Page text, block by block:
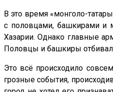
В это время «монголо-
с половцами, башкирами и
Хазарии. Однако главные
Половцы и башкиры
Это всё происходило
грозные события,